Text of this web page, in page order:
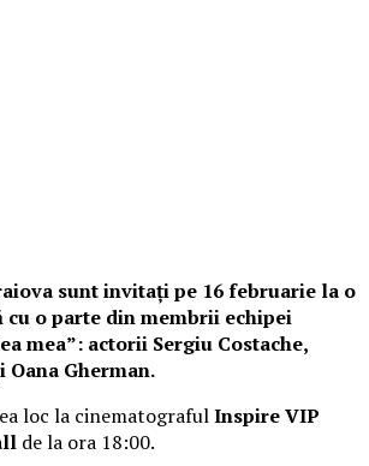
sunt invitați pe 16 februarie la o
o parte din membrii echipei
mea”: actorii Sergiu Costache,
Oana Gherman.
loc la cinematografulInspire VIP
de la ora 18:00.